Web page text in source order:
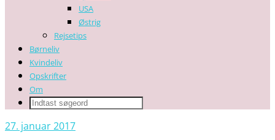
USA
Østrig
Rejsetips
Børneliv
Kvindeliv
Opskrifter
Om
27. januar 2017